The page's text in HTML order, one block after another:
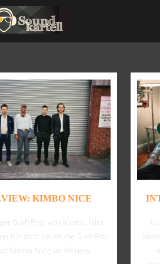
KIMBO NICE
Surf-Pop von Kimbo Nice
für dich heute die Surf-Pop
Kimbo Nice im Review.